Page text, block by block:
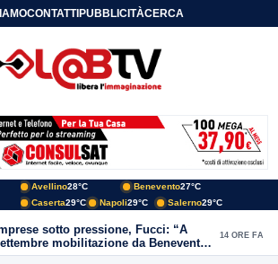
CONTATTIPUBBLICITÀCERCA
Avellino28°C Benevento27°C
Caserta29°C Napoli29°C Salerno29°C
sotto pressione, Fucci: “A
mobilitazione da Benevento
Avellino”
14 ORE FA